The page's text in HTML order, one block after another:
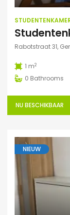
Rabotstraat 31,
1 m2
0 Bathrooms
NU BESCHIKBAAR
NIEUW